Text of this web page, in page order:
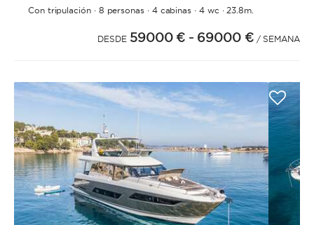
ORDENAR POR
Con tripulación· 8 personas· 4 cabinas · 4 wc· 23.8m.
DESDE 59000 € - 69000 € / SEMANA